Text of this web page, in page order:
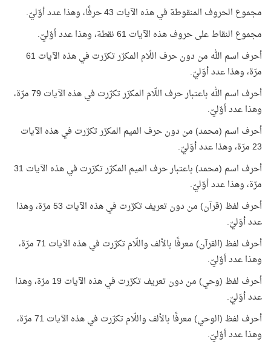
مجموع الحروف المنقوطة في هذه الآيات 43 حرفًا، وهذا عدد أوّليّ.
مجموع النقاط على حروف هذه الآيات 61 نقطة، وهذا عدد أوّليّ.
أحرف اسم الله من دون حرف اللّام المكرّر تكرّرت في هذه الآيات 61
مرّة، وهذا عدد أوّليّ.
أحرف اسم الله باعتبار حرف اللّام المكرّر تكرّرت في هذه الآيات 79 مرّة،
وهذا عدد أوّليّ.
أحرف اسم (محمد) من دون حرف الميم المكرّر تكرّرت في هذه الآيات
23 مرّة، وهذا عدد أوّليّ.
أحرف اسم (محمد) باعتبار حرف الميم المكرّر تكرّرت في هذه الآيات 31
مرّة، وهذا عدد أوّليّ.
أحرف لفظ (قرآن) من دون تعريف تكرّرت في هذه الآيات 53 مرّة، وهذا
عدد أوّليّ.
أحرف لفظ (القرآن) معرفًا بالألف واللّام تكرّرت في هذه الآيات 71 مرّة،
وهذا عدد أوّليّ.
أحرف لفظ (وحي) من دون تعريف تكرّرت في هذه الآيات 19 مرّة، وهذا
عدد أوّليّ.
أحرف لفظ (الوحي) معرفًا بالألف واللّام تكرّرت في هذه الآيات 71 مرّة،
وهذا عدد أوّليّ.